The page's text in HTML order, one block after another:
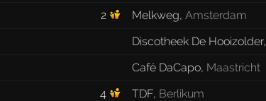
2 Melkweg, Amsterdam
Discotheek De Hooizolder,
Café DaCapo, Maastricht
4 TDF, Berlikum